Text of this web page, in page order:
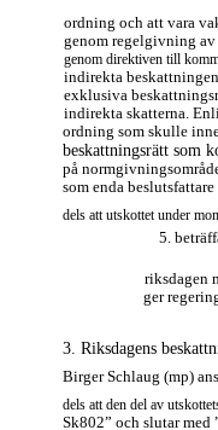
ordning och att vara
genom regelgivning
genom direktiven till
indirekta
exklusiva
indirekta skatterna.
ordning som skulle
beskattningsrätt som
på
som enda
dels att utskottet under
5.
riksdagen
ger
3. Riksdagens
Birger Schlaug (mp)
dels att den del av
Sk802” och slutar med